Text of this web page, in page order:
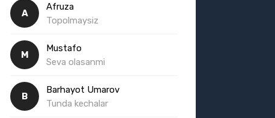
A
Afruza
Topolmaysiz
M
Mustafo
Seva olasanmi
B
Barhayot Umarov
Tunda kechalar